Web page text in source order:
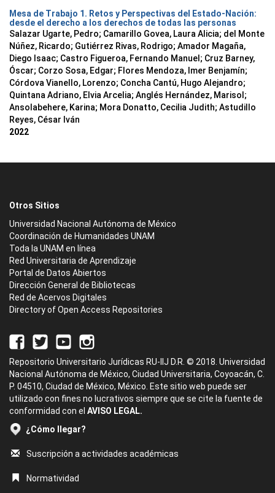
Mesa de Trabajo 1. Retos y Perspectivas del Estado-Nación:
desde el derecho a los derechos de todas las personas
Salazar Ugarte, Pedro; Camarillo Govea, Laura Alicia; del Monte
Núñez, Ricardo; Gutiérrez Rivas, Rodrigo; Amador Magaña,
Diego Isaac; Castro Figueroa, Fernando Manuel ; Cruz Barney,
Óscar; Corzo Sosa, Edgar; Flores Mendoza, Imer Benjamín;
Córdova Vianello, Lorenzo; Concha Cantú, Hugo Alejandro;
Quintana Adriano, Elvia Arcelia; Anglés Hernández, Marisol ;
Ansolabehere, Karina; Mora Donatto, Cecilia Judith; Astudillo
Reyes, César Iván
2022
Otros Sitios
Universidad Nacional Autónoma de México
Coordinación de Humanidades UNAM
Toda la UNAM en línea
Red Universitaria de Aprendizaje
Portal de Datos Abiertos
Dirección General de Bibliotecas
Red de Acervos Digitales
Directory of Open Access Repositories
Repositorio Universitario Jurídicas RU-IIJ D.R. © 2018. Universidad
Nacional Autónoma de México, Ciudad Universitaria, Coyoacán, C.
P. 04510, Ciudad de México, México. Este sitio web puede ser
utilizado con fines no lucrativos siempre que se cite la fuente de
conformidad con el AVISO LEGAL.
¿Cómo llegar?
Suscripción a actividades académicas
Normatividad